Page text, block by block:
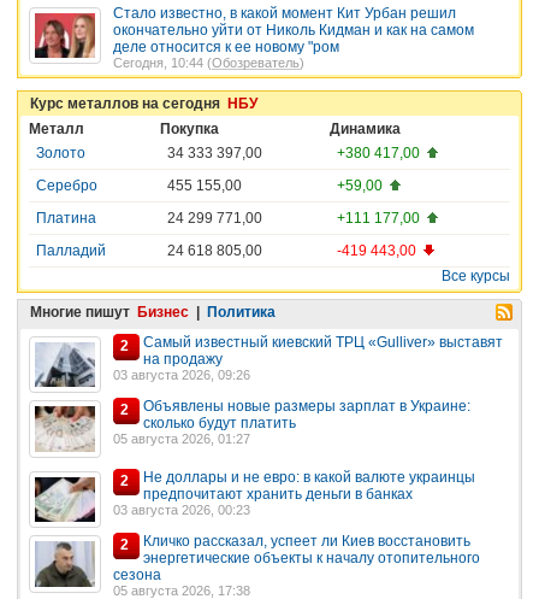
Стало известно, в какой момент Кит Урбан решил
окончательно уйти от Николь Кидман и как на самом
деле относится к ее новому "ром
Сегодня, 10:44 (Обозреватель)
Курс металлов на сегодня НБУ
Металл
Покупка
Динамика
Золото
34 333 397,00
+380 417,00
Серебро
455 155,00
+59,00
Платина
24 299 771,00
+111 177,00
Палладий
24 618 805,00
-419 443,00
Все курсы
Многие пишут Бизнес | Политика
2
Самый известный киевский ТРЦ «Gulliver» выставят
на продажу
03 августа 2026, 09:26
2
Объявлены новые размеры зарплат в Украине:
сколько будут платить
05 августа 2026, 01:27
2
Не доллары и не евро: в какой валюте украинцы
предпочитают хранить деньги в банках
03 августа 2026, 00:23
2
Кличко рассказал, успеет ли Киев восстановить
энергетические объекты к началу отопительного
сезона
05 августа 2026, 17:38